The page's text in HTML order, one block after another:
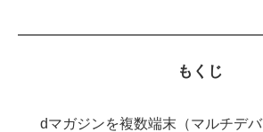
もくじ
dマガジンを複数端末（マルチデ